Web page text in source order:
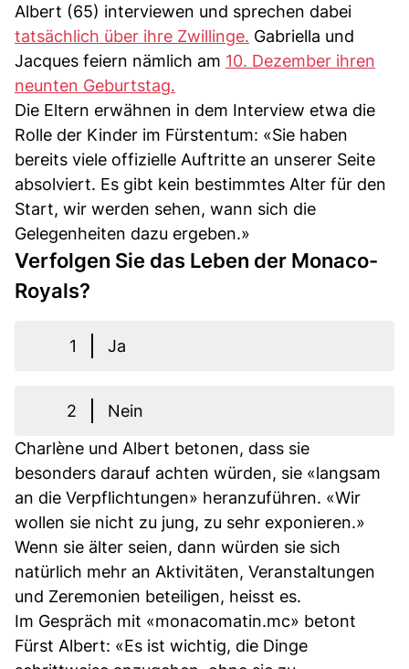
Albert (65) interviewen und sprechen dabei
tatsächlich über ihre Zwillinge. Gabriella und
Jacques feiern nämlich am 10. Dezember ihren
neunten Geburtstag.
Die Eltern erwähnen in dem Interview etwa die
Rolle der Kinder im Fürstentum: «Sie haben
bereits viele offizielle Auftritte an unserer Seite
absolviert. Es gibt kein bestimmtes Alter für den
Start, wir werden sehen, wann sich die
Gelegenheiten dazu ergeben.»
Verfolgen Sie das Leben der Monaco-
Royals?
1 Ja
2
Nein
Charlène und Albert betonen, dass sie
besonders darauf achten würden, sie «langsam
an die Verpflichtungen» heranzuführen. «Wir
wollen sie nicht zu jung, zu sehr exponieren.»
Wenn sie älter seien, dann würden sie sich
natürlich mehr an Aktivitäten, Veranstaltungen
und Zeremonien beteiligen, heisst es.
Im Gespräch mit «monacomatin.mc» betont
Fürst Albert: «Es ist wichtig, die Dinge